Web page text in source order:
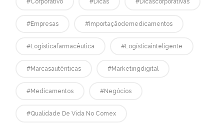
#corporativo #dicas #dicascorporativas
#empresas #Importaçãodemedicamentos
#logísticafarmacêutica #logísticainteligente
#marcasautênticas #marketingdigital
#medicamentos #negócios
#qualidade De Vida No Comex